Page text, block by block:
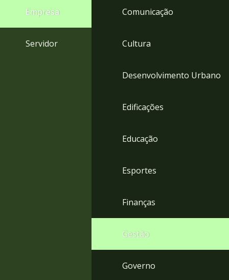
Empresa
Servidor
Comunicação
Cultura
Desenvolvimento Urbano
Edificações
Educação
Esportes
Finanças
Gestão
Governo